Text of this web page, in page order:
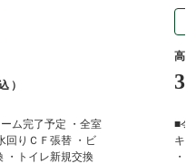
）
ム完了予定 ・全室
回りＣＦ張替 ・ビ
・トイレ新規交換
高
■令
キ
・